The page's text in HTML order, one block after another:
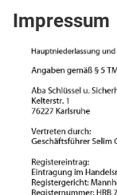
Impressum